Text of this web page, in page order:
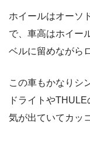
ホイールはオーソ
で、車高はホイー
ベルに留めながら
この車もかなりシ
ドライトや
気が出ていてカッ